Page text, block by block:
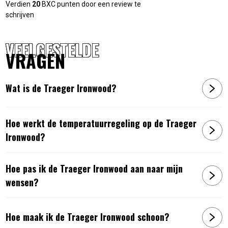
Eindeloos aanpasbaar
Dankzij de accessoire rail kan je je Ironwood eindeloos
aanpassen naar jouw wensen. Je kunt planken,
inrichten op de manier die bij jouw kookstijl past.
Specificaties Traeger Ironwood
WiFIRE technologie, zo kan je je Ironwood overal
Pop-And-Lock™ Accessoire rail
Temperatuurbereik 74°-260°C
Touchscreen display
Verdien 20 BXC punten door een review te
schrijven
VEELGESTELDE
VRAGEN
Wat is de Traeger Ironwood?
Hoe werkt de temperatuurregeling op de Traeger
Ironwood?
Hoe pas ik de Traeger Ironwood aan naar mijn
wensen?
Hoe maak ik de Traeger Ironwood schoon?